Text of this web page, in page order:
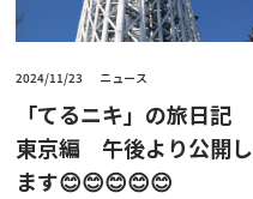
2024/11/23 ニュース
「てるニキ」の旅日記
東京編 午後より公開し
ます😊😊😊😊😊